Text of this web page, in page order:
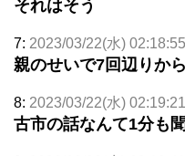
それはそう
7: 2023/03/22(水)
親のせいで7回辺りか
8: 2023/03/22(水)
古市の話なんて1分も